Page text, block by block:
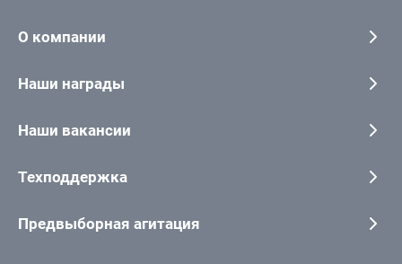
О компании
Наши награды
Наши вакансии
Техподдержка
Предвыборная агитация